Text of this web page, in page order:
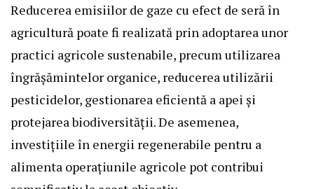
Reducerea emisiilor de gaze cu efect de seră în
agricultură poate fi realizată prin adoptarea unor
practici agricole sustenabile, precum utilizarea
îngrășămintelor organice, reducerea utilizării
pesticidelor, gestionarea eficientă a apei și
protejarea biodiversității. De asemenea,
investițiile în energii regenerabile pentru a
alimenta operațiunile agricole pot contribui